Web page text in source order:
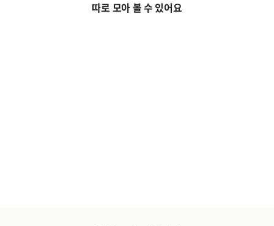
따로 모아 볼 수 있어요